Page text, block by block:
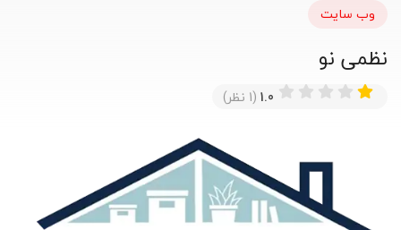
وب سایت
نظمی نو
1.0 (1 نظر)